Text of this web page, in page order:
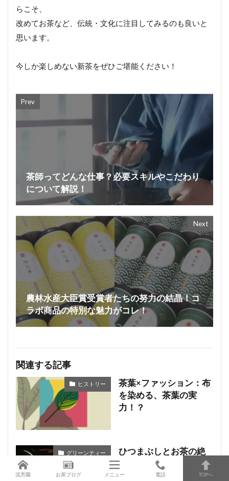
らこそ、
改めてお茶など、伝統・文化に注目してみるのも良いと
思います。
今しか楽しめない新茶をぜひご堪能ください！
Prev
茶師ってどんな仕事？必要スキルやこだわり
について解説！
Next
農林水産大臣賞受賞者たちの努力の結晶！コ
ラボ商品の特別な魅力がコレ！
関連する記事
ヒストリー
茶葉×ファッション：布
を染める、茶葉の実
力！？
グリーンティー
ひつまぶしとお茶の絶
妙なコンビネーショ
ン：味覚のシンフォニ
流芳園 お茶ブログ メニュー 電話 TOPへ